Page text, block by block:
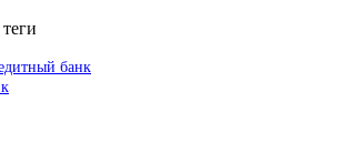
банк